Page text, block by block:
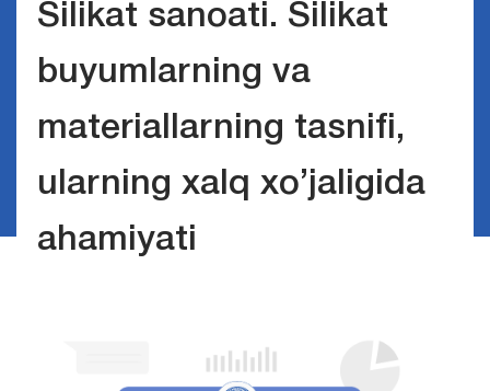
Silikat sanoati. Silikat
buyumlarning va
materiallarning tasnifi,
ularning xalq xo’jaligida
ahamiyati